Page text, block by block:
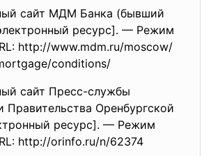
сайт МДМ Банка (бывший
ресурс]. — Режим
http://www.mdm.ru/moscow/
conditions/
сайт Пресс-службы
Правительства Оренбургской
ресурс]. — Режим
http://orinfo.ru/n/62374